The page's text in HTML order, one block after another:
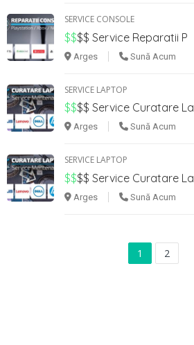
SERVICE CONSOLE
$$$$ Service Reparatii P
Arges Sună Acum
SERVICE LAPTOP
$$$$ Service Curatare La
Arges Sună Acum
SERVICE LAPTOP
$$$$ Service Curatare La
Arges Sună Acum
1 2